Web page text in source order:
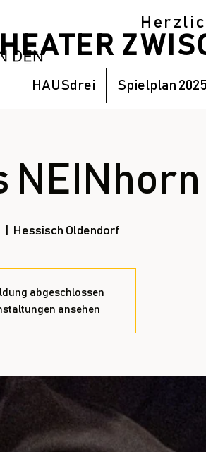
HAUSdrei Spielplan
NEINhorn
Hessisch Oldendorf
abgeschlossen
ansehen